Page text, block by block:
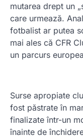
mutarea drept un
care urmează.
fotbalist ar putea
mai ales că CFR
un parcurs
Surse apropiate
fost păstrate în
finalizate într-un
înainte de